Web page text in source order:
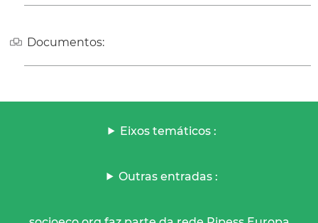
Documentos:
Eixos temáticos :
Outras entradas :